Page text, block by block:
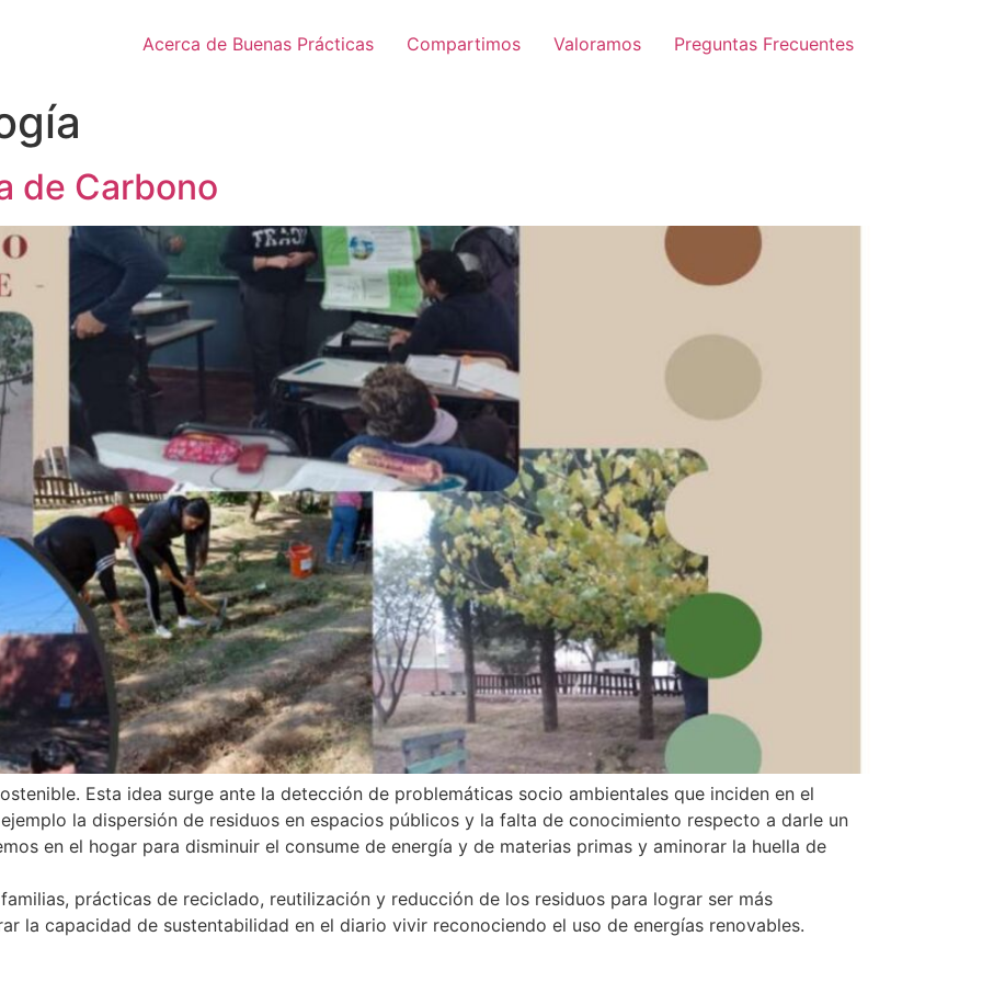
Acerca de Buenas Prácticas Compartimos Valoramos Preguntas Frecuentes
de Carbono
Esta idea surge ante la detección de problemáticas socio ambientales que inciden en el
la dispersión de residuos en espacios públicos y la falta de conocimiento respecto a darle un
en el hogar para disminuir el consume de energía y de materias primas y aminorar la huella de
prácticas de reciclado, reutilización y reducción de los residuos para lograr ser más
la capacidad de sustentabilidad en el diario vivir reconociendo el uso de energías renovables.